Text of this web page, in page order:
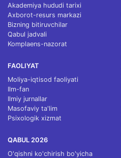
Akademiya hududi tarixi
Axborot-resurs markazi
Bizning bitiruvchilar
Qabul jadvali
Komplaens-nazorat
FAOLIYAT
Moliya-iqtisod faoliyati
Ilm-fan
Ilmiy jurnallar
Masofaviy ta'lim
Psixologik xizmat
QABUL 2026
O'qishni ko'chirish bo'yicha